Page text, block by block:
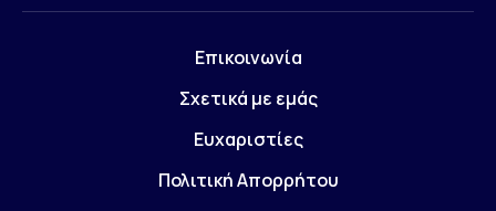
Επικοινωνία
Σχετικά με εμάς
Ευχαριστίες
Πολιτική Απορρήτου